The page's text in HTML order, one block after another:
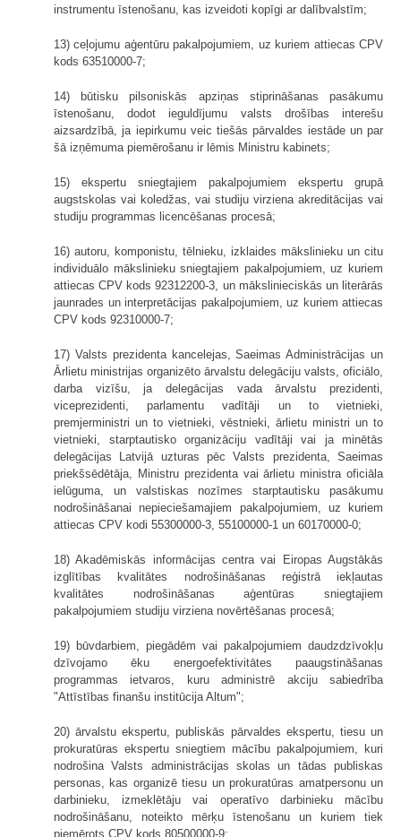
instrumentu īstenošanu, kas izveidoti kopīgi ar dalībvalstīm;
13) ceļojumu aģentūru pakalpojumiem, uz kuriem attiecas CPV
kods 63510000-7;
14) būtisku pilsoniskās apziņas stiprināšanas pasākumu
īstenošanu, dodot ieguldījumu valsts drošības interešu
aizsardzībā, ja iepirkumu veic tiešās pārvaldes iestāde un par
šā izņēmuma piemērošanu ir lēmis Ministru kabinets;
15) ekspertu sniegtajiem pakalpojumiem ekspertu grupā
augstskolas vai koledžas, vai studiju virziena akreditācijas vai
studiju programmas licencēšanas procesā;
16) autoru, komponistu, tēlnieku, izklaides mākslinieku un citu
individuālo mākslinieku sniegtajiem pakalpojumiem, uz kuriem
attiecas CPV kods 92312200-3, un mākslinieciskās un literārās
jaunrades un interpretācijas pakalpojumiem, uz kuriem attiecas
CPV kods 92310000-7;
17) Valsts prezidenta kancelejas, Saeimas Administrācijas un
Ārlietu ministrijas organizēto ārvalstu delegāciju valsts, oficiālo,
darba vizīšu, ja delegācijas vada ārvalstu prezidenti,
viceprezidenti, parlamentu vadītāji un to vietnieki,
premjerministri un to vietnieki, vēstnieki, ārlietu ministri un to
vietnieki, starptautisko organizāciju vadītāji vai ja minētās
delegācijas Latvijā uzturas pēc Valsts prezidenta, Saeimas
priekšsēdētāja, Ministru prezidenta vai ārlietu ministra oficiāla
ielūguma, un valstiskas nozīmes starptautisku pasākumu
nodrošināšanai nepieciešamajiem pakalpojumiem, uz kuriem
attiecas CPV kodi 55300000-3, 55100000-1 un 60170000-0;
18) Akadēmiskās informācijas centra vai Eiropas Augstākās
izglītības kvalitātes nodrošināšanas reģistrā iekļautas
kvalitātes nodrošināšanas aģentūras sniegtajiem
pakalpojumiem studiju virziena novērtēšanas procesā;
19) būvdarbiem, piegādēm vai pakalpojumiem daudzdzīvokļu
dzīvojamo ēku energoefektivitātes paaugstināšanas
programmas ietvaros, kuru administrē akciju sabiedrība
"Attīstības finanšu institūcija Altum";
20) ārvalstu ekspertu, publiskās pārvaldes ekspertu, tiesu un
prokuratūras ekspertu sniegtiem mācību pakalpojumiem, kuri
nodrošina Valsts administrācijas skolas un tādas publiskas
personas, kas organizē tiesu un prokuratūras amatpersonu un
darbinieku, izmeklētāju vai operatīvo darbinieku mācību
nodrošināšanu, noteikto mērķu īstenošanu un kuriem tiek
piemērots CPV kods 80500000-9;